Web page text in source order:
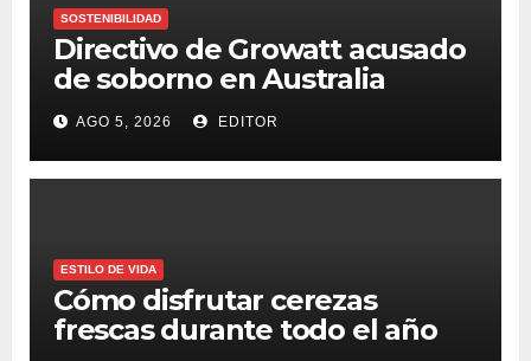
SOSTENIBILIDAD
Directivo de Growatt acusado
de soborno en Australia
AGO 5, 2026 EDITOR
ESTILO DE VIDA
Cómo disfrutar cerezas
frescas durante todo el año